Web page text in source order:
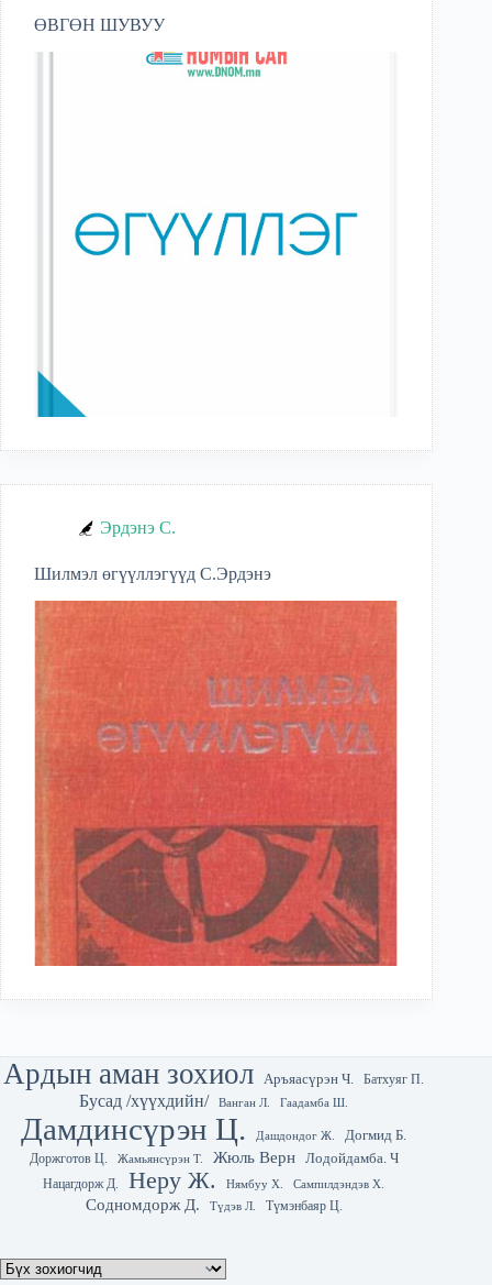
ӨВГӨН ШУВУУ
Эрдэнэ С.
Шилмэл өгүүллэгүүд С.Эрдэнэ
Ардын аман зохиол Аръяасүрэн Ч. Батхуяг П.
Бусад /хүүхдийн/ Ванган Л. Гаадамба Ш.
Дамдинсүрэн Ц. Дашдондог Ж.
Догмид Б.
Доржготов Ц.
Жамьянсүрэн Т. Жюль Верн Лодойдамба. Ч
Нацагдорж Д. Неру Ж. Нямбуу Х. Сампилдэндэв Х.
Содномдорж Д. Түдэв Л. Түмэнбаяр Ц.